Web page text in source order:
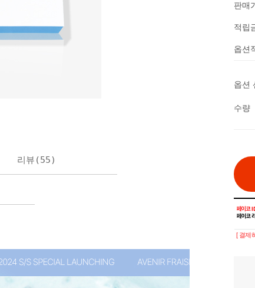
판매
적립
옵션
옵션
수량
[ 결제
리뷰(55)